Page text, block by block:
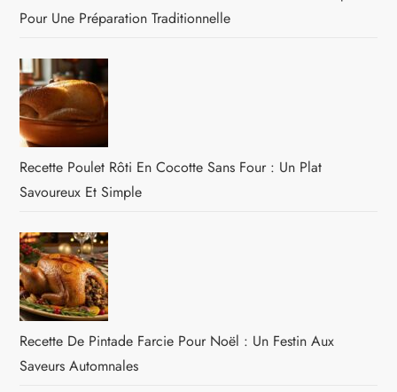
Pour Une Préparation Traditionnelle
Recette Poulet Rôti En Cocotte Sans Four : Un Plat
Savoureux Et Simple
Recette De Pintade Farcie Pour Noël : Un Festin Aux
Saveurs Automnales